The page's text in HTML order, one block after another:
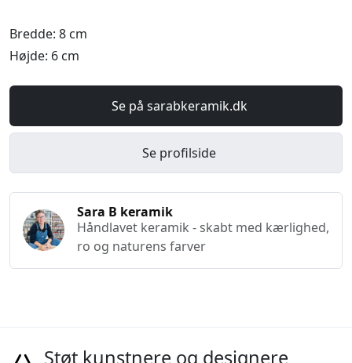
Bredde: 8 cm
Højde: 6 cm
Se på sarabkeramik.dk
Se profilside
Sara B keramik
Håndlavet keramik - skabt med kærlighed,
ro og naturens farver
Støt kunstnere og designere